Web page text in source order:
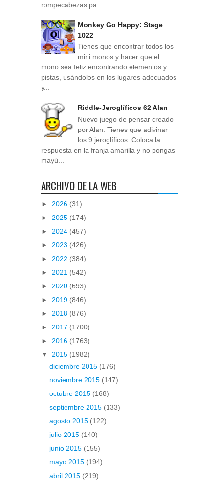
rompecabezas pa...
Monkey Go Happy: Stage
1022
Tienes que encontrar todos los
mini monos y hacer que el
mono sea feliz encontrando elementos y
pistas, usándolos en los lugares adecuados
y...
Riddle-Jeroglíficos 62 Alan
Nuevo juego de pensar creado
por Alan. Tienes que adivinar
los 9 jeroglíficos. Coloca la
respuesta en la franja amarilla y no pongas
mayú...
ARCHIVO DE LA WEB
► 2026 (31)
► 2025 (174)
► 2024 (457)
► 2023 (426)
► 2022 (384)
► 2021 (542)
► 2020 (693)
► 2019 (846)
► 2018 (876)
► 2017 (1700)
► 2016 (1763)
▼ 2015 (1982)
diciembre 2015 (176)
noviembre 2015 (147)
octubre 2015 (168)
septiembre 2015 (133)
agosto 2015 (122)
julio 2015 (140)
junio 2015 (155)
mayo 2015 (194)
abril 2015 (219)